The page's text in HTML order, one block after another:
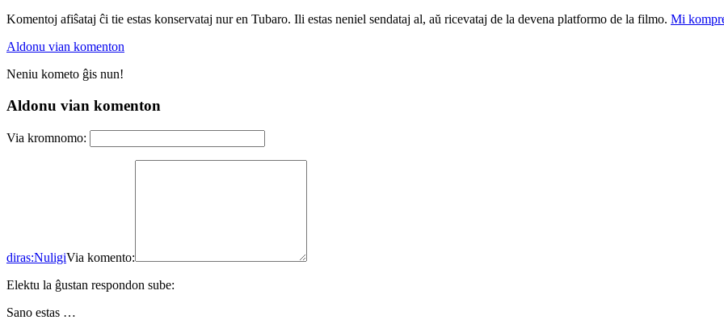
Komentoj afiŝataj ĉi tie estas konservataj nur en Tubaro. Ili estas neniel sendataj al, aŭ ricevataj de la devena platformo de la filmo. Mi
Aldonu vian komenton
Neniu kometo ĝis nun!
Aldonu vian komenton
Via kromnomo:
diras:NuligiVia komento:
Elektu la ĝustan respondon sube:
Sano estas …